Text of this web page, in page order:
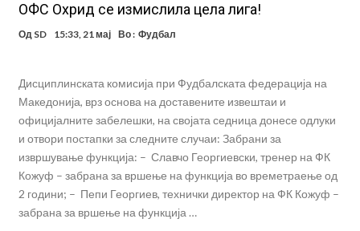
ОФС Охрид се измислила цела лига!
Од SD 15:33, 21 мај Во : Фудбал
Дисциплинската комисија при Фудбалската федерација на
Македонија, врз основа на доставените извештаи и
официјалните забелешки, на својата седница донесе одлуки
и отвори постапки за следните случаи: Забрани за
извршување функција: – Славчо Георгиевски, тренер на ФК
Кожуф – забрана за вршење на функција во времетраење од
2 години; – Пепи Георгиев, технички директор на ФК Кожуф –
забрана за вршење на функција …